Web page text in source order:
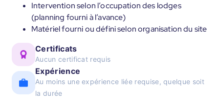
Intervention selon l’occupation des lodges
(planning fourni à l’avance)
Matériel fourni ou défini selon organisation du site
Certificats
Aucun certificat requis
Expérience
Au moins une expérience liée requise, quelque soit
la durée